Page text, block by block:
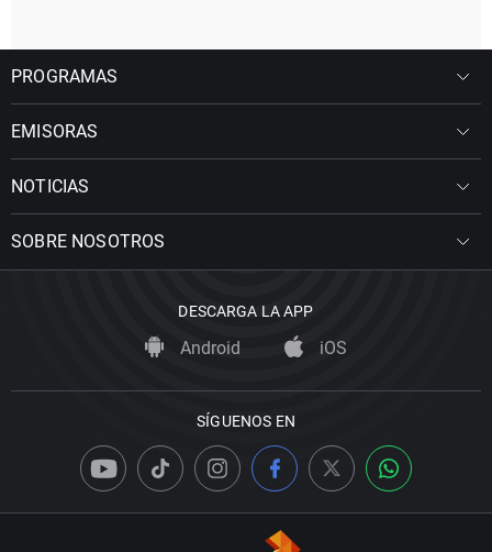
PROGRAMAS
EMISORAS
NOTICIAS
SOBRE NOSOTROS
DESCARGA LA APP
Android iOS
SÍGUENOS EN